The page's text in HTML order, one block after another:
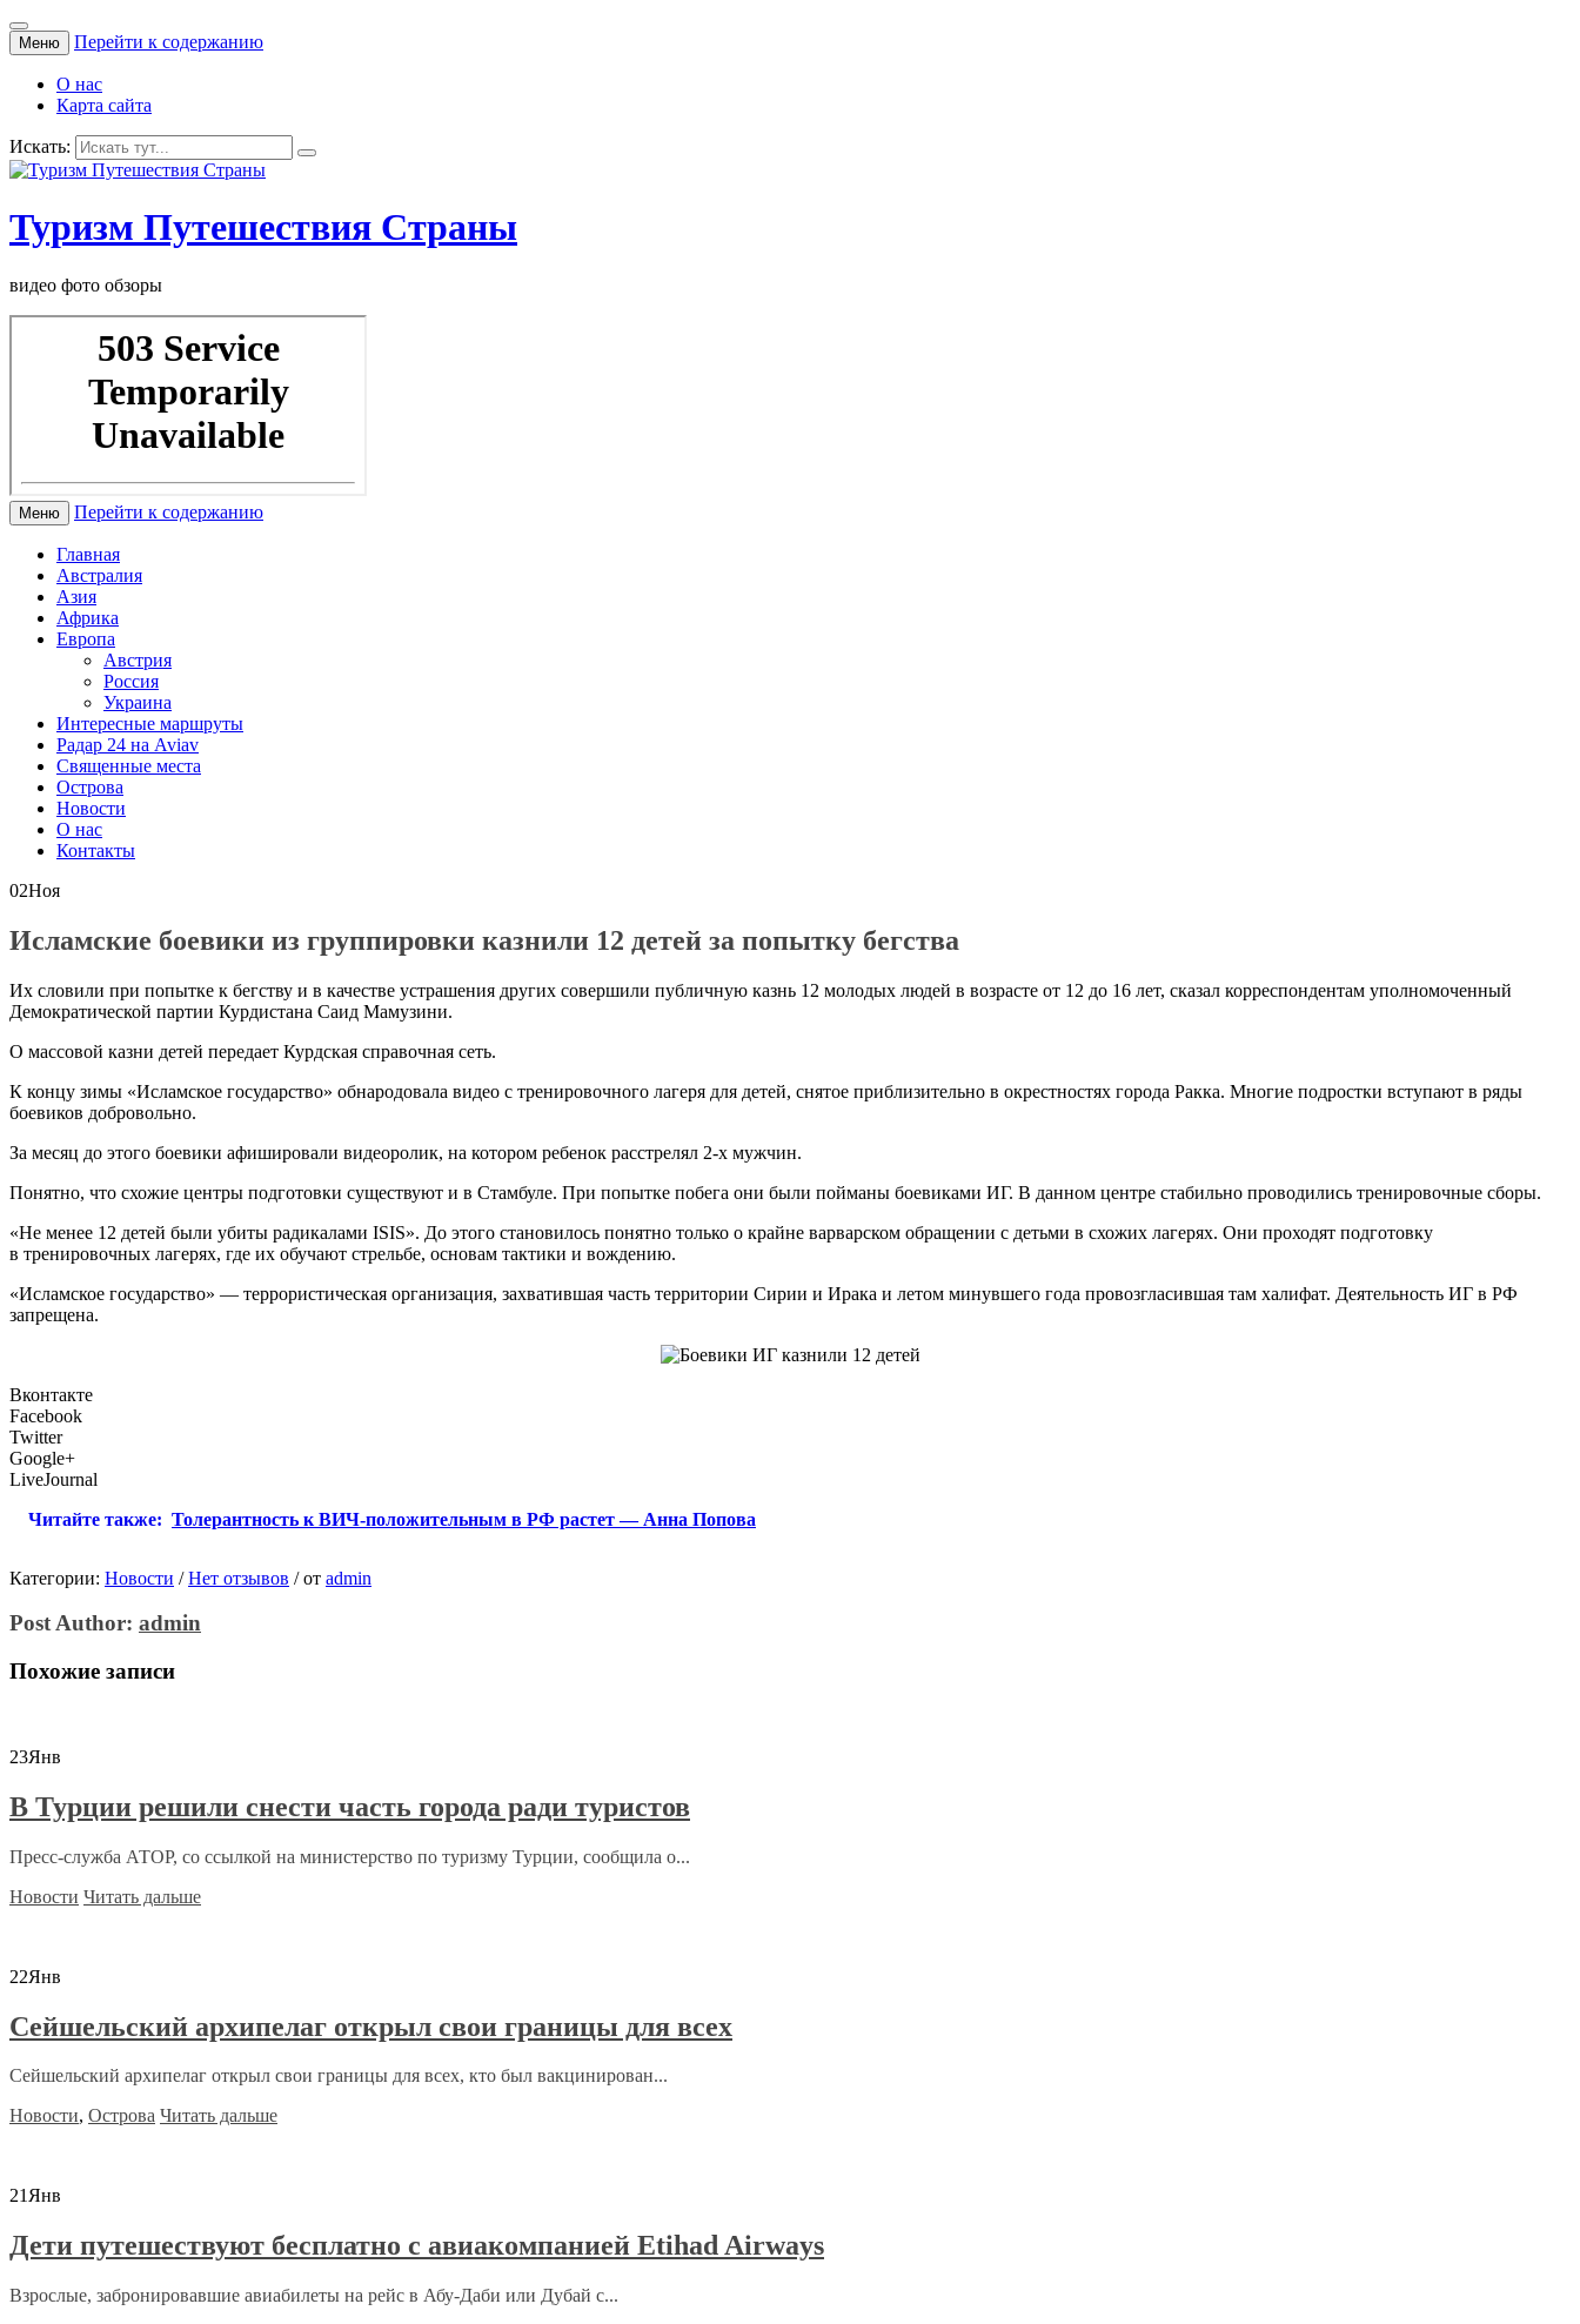
Меню Перейти к содержанию
О нас
Карта сайта
Искать:
Туризм Путешествия Страны
видео фото обзоры
Меню Перейти к содержанию
Главная
Австралия
Азия
Африка
Европа
Австрия
Россия
Украина
Интересные маршруты
Радар 24 на Aviav
Священные места
Острова
Новости
О нас
Контакты
02Ноя
Исламские боевики из группировки казнили 12 детей за попытку бегства
Их словили при попытке к бегству и в качестве устрашения других совершили публичную казнь 12 молодых людей в возрасте от 12 до 16 лет, сказал корреспондентам уполномоченный
Демократической партии Курдистана Саид Мамузини.
О массовой казни детей передает Курдская справочная сеть.
К концу зимы «Исламское государство» обнародовала видео с тренировочного лагеря для детей, снятое приблизительно в окрестностях города Ракка. Многие подростки вступают в ряды
боевиков добровольно.
За месяц до этого боевики афишировали видеоролик, на котором ребенок расстрелял 2-х мужчин.
Понятно, что схожие центры подготовки существуют и в Стамбуле. При попытке побега они были пойманы боевиками ИГ. В данном центре стабильно проводились тренировочные сборы.
«Не менее 12 детей были убиты радикалами ISIS». До этого становилось понятно только о крайне варварском обращении с детьми в схожих лагерях. Они проходят подготовку
в тренировочных лагерях, где их обучают стрельбе, основам тактики и вождению.
«Исламское государство» — террористическая организация, захватившая часть территории Сирии и Ирака и летом минувшего года провозгласившая там халифат. Деятельность ИГ в РФ
запрещена.
Вконтакте
Facebook
Twitter
Google+
LiveJournal
Читайте также: Толерантность к ВИЧ-положительным в РФ растет — Анна Попова
Категории: Новости / Нет отзывов /от admin
Post Author: admin
Похожие записи
23Янв
В Турции решили снести часть города ради туристов
Пресс-служба АТОР, со ссылкой на министерство по туризму Турции, сообщила о...
Новости Читать дальше
22Янв
Сейшельский архипелаг открыл свои границы для всех
Сейшельский архипелаг открыл свои границы для всех, кто был вакцинирован...
Новости, Острова Читать дальше
21Янв
Дети путешествуют бесплатно с авиакомпанией Etihad Airways
Взрослые, забронировавшие авиабилеты на рейс в Абу-Даби или Дубай с...